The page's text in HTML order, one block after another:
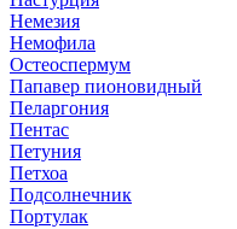
Немезия
Немофила
Остеоспермум
Папавер пионовидный
Пеларгония
Пентас
Петуния
Петхоа
Подсолнечник
Портулак